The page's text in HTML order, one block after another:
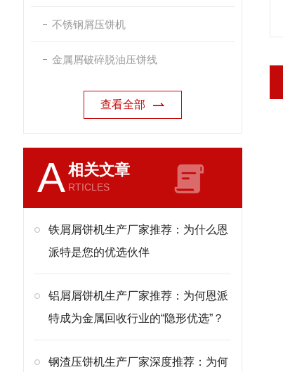
不锈钢屑压饼机
金属屑破碎脱油压饼线
查看全部
A相关文章
RTICLES
铁屑屑饼机生产厂家推荐：为什么恩
派特是您的优选伙伴
铝屑屑饼机生产厂家推荐：为何恩派
特成为金属回收行业的“隐形优选”？
钢渣压饼机生产厂家深度推荐：为何